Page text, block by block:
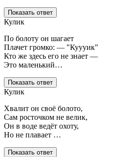
Показать ответ
Кулик
По болоту он шагает
Плачет громко: — "Куууик"
Кто же здесь его не знает —
Это маленький…
Показать ответ
Кулик
Хвалит он своё болото,
Сам росточком не велик,
Он в воде ведёт охоту,
Но не плавает …
Показать ответ